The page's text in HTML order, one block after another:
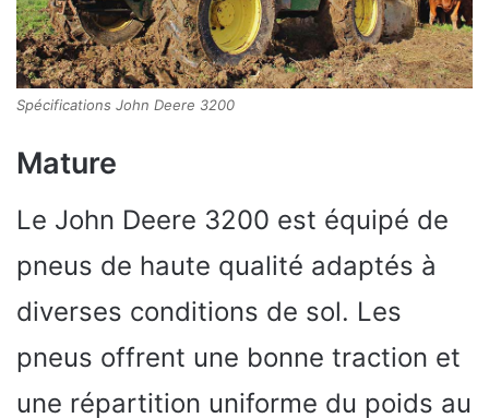
Spécifications John Deere 3200
Mature
Le John Deere 3200 est équipé de
pneus de haute qualité adaptés à
diverses conditions de sol. Les
pneus offrent une bonne traction et
une répartition uniforme du poids au